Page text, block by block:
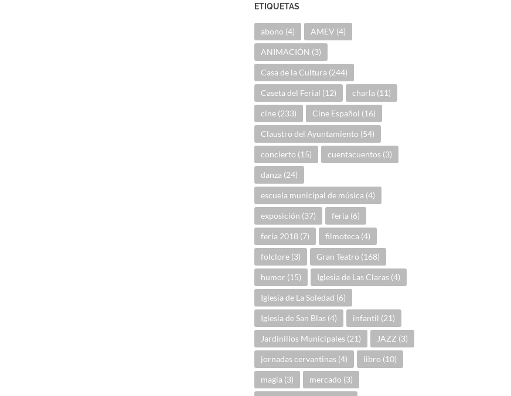
ETIQUETAS
abono (4) AMEV (4)
ANIMACIÓN (3)
Casa de la Cultura (244)
Caseta del Ferial (12) charla (11)
cine (233) Cine Español (16)
Claustro del Ayuntamiento (54)
concierto (15) cuentacuentos (3)
danza (24)
escuela municipal de música (4)
exposición (37) feria (6)
feria 2018 (7) filmoteca (4)
folclore (3) Gran Teatro (168)
humor (15) Iglesia de Las Claras (4)
Iglesia de La Soledad (6)
Iglesia de San Blas (4) infantil (21)
Jardinillos Municipales (21) JAZZ (3)
jornadas cervantinas (4) libro (10)
magia (3) mercado (3)